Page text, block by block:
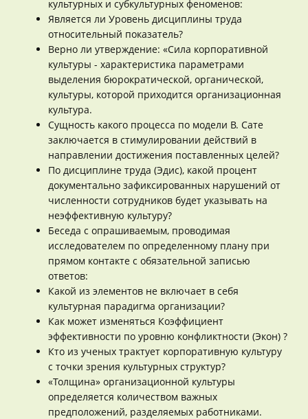
культурных и субкультурных феноменов:
Является ли Уровень дисциплины труда
относительный показатель?
Верно ли утверждение: «Сила корпоративной
культуры - характеристика параметрами
выделения бюрократической, органической,
культуры, которой приходится организационная
культура.
Сущность какого процесса по модели В. Сате
заключается в стимулировании действий в
направлении достижения поставленных целей?
По дисциплине труда (Эдис), какой процент
документально зафиксированных нарушений от
численности сотрудников будет указывать на
неэффективную культуру?
Беседа с опрашиваемым, проводимая
исследователем по определенному плану при
прямом контакте с обязательной записью
ответов:
Какой из элементов не включает в себя
культурная парадигма организации?
Как может изменяться Коэффициент
эффективности по уровню конфликтности (Экон) ?
Кто из ученых трактует корпоративную культуру
с точки зрения культурных структур?
«Толщина» организационной культуры
определяется количеством важных
предположений, разделяемых работниками.